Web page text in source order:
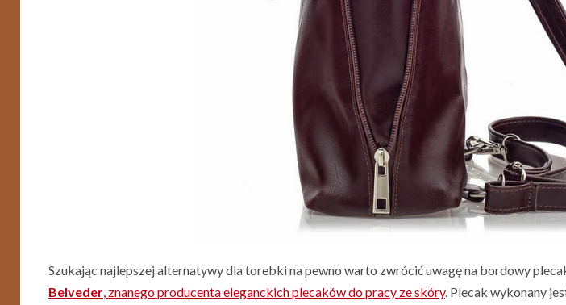
Szukając najlepszej alternatywy dla torebki na pewno warto zwrócić uwagę na bordowy
Belveder, znanego producenta eleganckich plecaków do pracy ze skóry. Plecak wykonany